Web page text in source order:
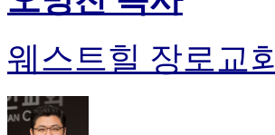
웨스트힐 장로교회